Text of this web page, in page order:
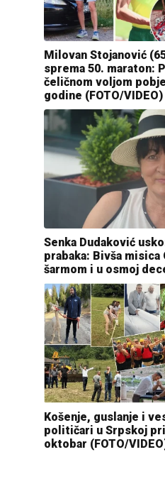
Milovan Stojanović
sprema 50. maraton:
čeličnom voljom
godine (FOTO/VIDEO)
Senka Dudaković
prabaka: Bivša
šarmom i u osmoj
Košenje, guslanje i
političari u Srpskoj
oktobar (FOTO/